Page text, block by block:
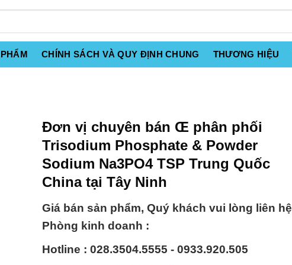
CHÍNH SÁCH VÀ QUY ĐỊNH CHUNG THƯƠNG HIỆU
Đơn vị chuyên bán Œ phân phối
Trisodium Phosphate & Powder
Sodium Na3PO4 TSP Trung Quốc
China tại Tây Ninh
Giá bán sản phẩm, Quý khách vui lòng liên hệ
Phòng kinh doanh :
Hotline : 028.3504.5555 - 0933.920.505